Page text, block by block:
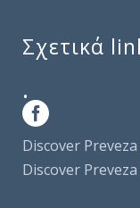
Σχετικά
.
Discover Preveza
Discover